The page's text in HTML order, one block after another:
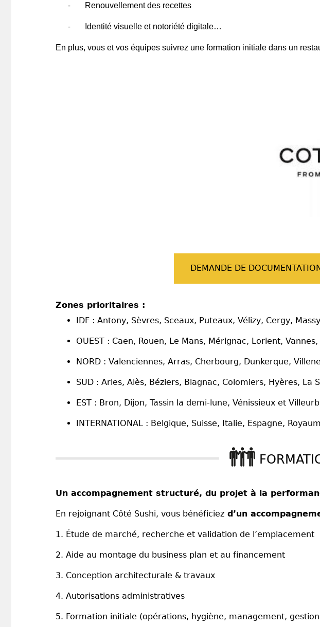
- Renouvellement des recettes
- Identité visuelle et notoriété digitale…
En plus, vous et vos équipes suivrez une formation initiale dans un
DEMANDE DE DOCUMENTATION
Zones prioritaires :
IDF : Antony, Sèvres, Sceaux, Puteaux, Vélizy, Cergy,
OUEST : Caen, Rouen, Le Mans, Mérignac, Lorient,
NORD : Valenciennes, Arras, Cherbourg, Dunkerque,
SUD : Arles, Alès, Béziers, Blagnac, Colomiers, Hyères,
EST : Bron, Dijon, Tassin la demi-lune, Vénissieux et
INTERNATIONAL : Belgique, Suisse, Italie, Espagne,
Un accompagnement structuré, du projet à la
En rejoignant Côté Sushi, vous bénéficiez d’un
1. Étude de marché, recherche et validation de l’emplacement
2. Aide au montage du business plan et au financement
3. Conception architecturale & travaux
4. Autorisations administratives
5. Formation initiale (opérations, hygiène, management,